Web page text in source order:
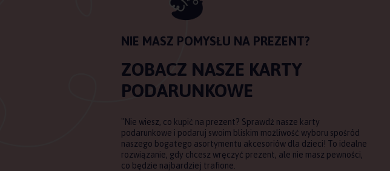
NIE MASZ POMYSŁU NA PREZENT?
ZOBACZ NASZE KARTY
PODARUNKOWE
"Nie wiesz, co kupić na prezent? Sprawdź nasze karty
podarunkowe i podaruj swoim bliskim możliwość wyboru spośród
naszego bogatego asortymentu akcesoriów dla dzieci! To idealne
rozwiązanie, gdy chcesz wręczyć prezent, ale nie masz pewności,
co będzie najbardziej trafione.